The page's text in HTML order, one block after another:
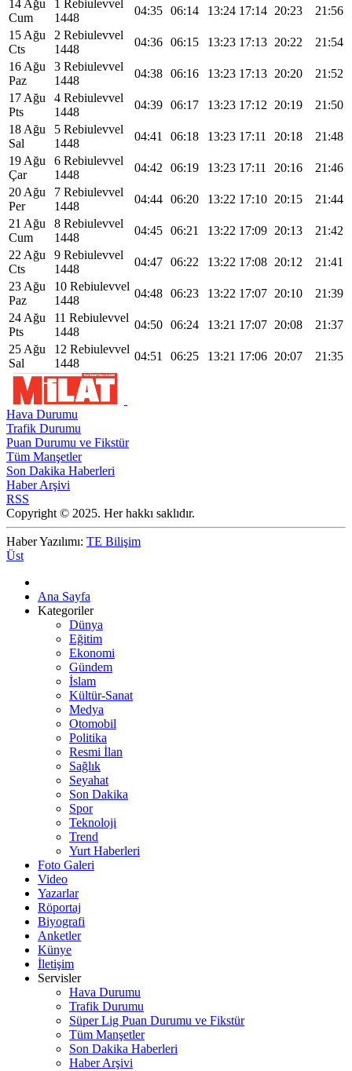
14 Ağu
Cum
1 Rebiulevvel
1448
04:35 06:14 13:24 17:14 20:23
21:56
15 Ağu
Cts
2 Rebiulevvel
1448
04:36 06:15 13:23 17:13 20:22
21:54
16 Ağu
Paz
3 Rebiulevvel
1448
04:38 06:16 13:23 17:13 20:20
21:52
17 Ağu
Pts
4 Rebiulevvel
1448
04:39 06:17 13:23 17:12 20:19
21:50
18 Ağu
Sal
5 Rebiulevvel
1448
04:41 06:18 13:23 17:11 20:18
21:48
19 Ağu
Çar
6 Rebiulevvel
1448
04:42 06:19 13:23 17:11 20:16
21:46
20 Ağu
Per
7 Rebiulevvel
1448
04:44 06:20 13:22 17:10 20:15
21:44
21 Ağu
Cum
8 Rebiulevvel
1448
04:45 06:21 13:22 17:09 20:13
21:42
22 Ağu
Cts
9 Rebiulevvel
1448
04:47 06:22 13:22 17:08 20:12
21:41
23 Ağu
Paz
10 Rebiulevvel
1448
04:48 06:23 13:22 17:07 20:10
21:39
24 Ağu
Pts
11 Rebiulevvel
1448
04:50 06:24 13:21 17:07 20:08
21:37
25 Ağu
Sal
12 Rebiulevvel
1448
04:51 06:25 13:21 17:06 20:07 21:35
Hava Durumu
Trafik Durumu
Puan Durumu ve Fikstür
Tüm Manşetler
Son Dakika Haberleri
Haber Arşivi
RSS
Copyright © 2025. Her hakkı saklıdır.
Haber Yazılımı: TE Bilişim
Üst
Ana Sayfa
Kategoriler
Dünya
Eğitim
Ekonomi
Gündem
İslam
Kültür-Sanat
Medya
Otomobil
Politika
Resmi İlan
Sağlık
Seyahat
Son Dakika
Spor
Teknoloji
Trend
Yurt Haberleri
Foto Galeri
Video
Yazarlar
Röportaj
Biyografi
Anketler
Künye
İletişim
Servisler
Hava Durumu
Trafik Durumu
Süper Lig Puan Durumu ve Fikstür
Tüm Manşetler
Son Dakika Haberleri
Haber Arşivi